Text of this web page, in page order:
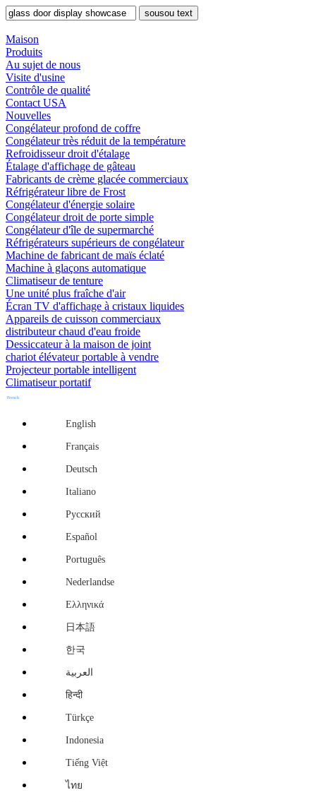
sousou text
Maison
Produits
Au sujet de nous
Visite d'usine
Contrôle de qualité
Contact USA
Nouvelles
Congélateur profond de coffre
Congélateur très réduit de la température
Refroidisseur droit d'étalage
Étalage d'affichage de gâteau
Fabricants de crème glacée commerciaux
Réfrigérateur libre de Frost
Congélateur d'énergie solaire
Congélateur droit de porte simple
Congélateur d'île de supermarché
Réfrigérateurs supérieurs de congélateur
Machine de fabricant de maïs éclaté
Machine à glaçons automatique
Climatiseur de tenture
Une unité plus fraîche d'air
Écran TV d'affichage à cristaux liquides
Appareils de cuisson commerciaux
distributeur chaud d'eau froide
Dessiccateur à la maison de joint
chariot élévateur portable à vendre
Projecteur portable intelligent
Climatiseur portatif
French
English
Français
Deutsch
Italiano
Русский
Español
Português
Nederlandse
Ελληνικά
日本語
한국
العربية
हिन्दी
Türkçe
Indonesia
Tiếng Việt
ไทย